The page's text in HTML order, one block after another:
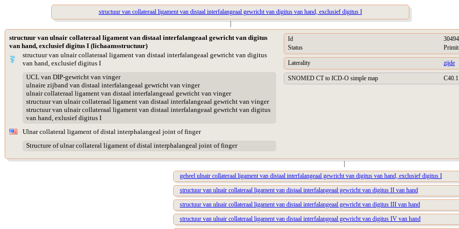
structuur van collateraal ligament van distaal interfalangeaal gewricht van digitus van hand, exclusief digitus I
|
structuur van ulnair collateraal ligament van distaal interfalangeaal gewricht van digitus
van hand, exclusief digitus I (lichaamsstructuur)
structuur van ulnair collateraal ligament van distaal interfalangeaal gewricht van digitus
van hand, exclusief digitus I
UCL van DIP-gewricht van vinger
ulnaire zijband van distaal interfalangeaal gewricht van vinger
ulnair collateraal ligament van distaal interfalangeaal gewricht van vinger
structuur van ulnair collateraal ligament van distaal interfalangeaal gewricht van vinger
structuur van ulnair collateraal ligament van distaal interfalangeaal gewricht van digitus
van hand, exlusief digitus I
Ulnar collateral ligament of distal interphalangeal joint of finger
Structure of ulnar collateral ligament of distal interphalangeal joint of finger
Id
Status
Laterality zijde
SNOMED CT to ICD-O simple map C40.1
|
geheel ulnair collateraal ligament van distaal interfalangeaal gewricht van digitus van hand, exclusief digitus I
structuur van ulnair collateraal ligament van distaal interfalangeaal gewricht van digitus II van hand
structuur van ulnair collateraal ligament van distaal interfalangeaal gewricht van digitus III van hand
structuur van ulnair collateraal ligament van distaal interfalangeaal gewricht van digitus IV van hand